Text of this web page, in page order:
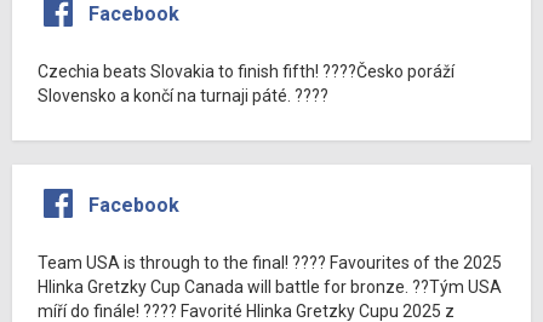
Facebook
Czechia beats Slovakia to finish fifth! ????Česko poráží
Slovensko a končí na turnaji páté. ????
Facebook
Team USA is through to the final! ???? Favourites of the 2025
Hlinka Gretzky Cup Canada will battle for bronze. ??Tým USA
míří do finále! ???? Favorité Hlinka Gretzky Cupu 2025 z